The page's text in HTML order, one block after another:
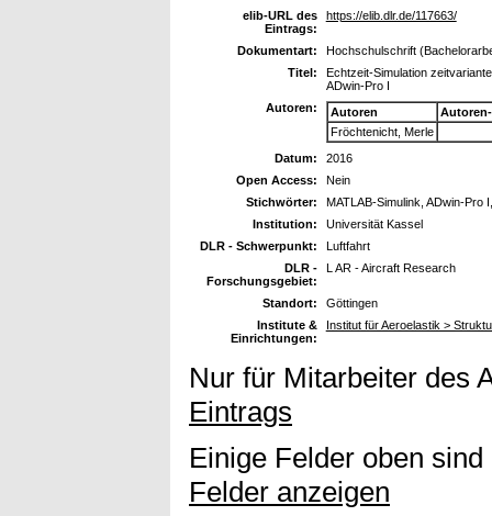
elib-URL des
Eintrags:
https://elib.dlr.de/117663/
Dokumentart:
Hochschulschrift
Titel:
Echtzeit-Simulation
ADwin-Pro I
Autoren:
Autoren
Fröchtenicht, Merle
Datum:
2016
Open Access:
Nein
Stichwörter:
MATLAB-Simulink, ADwin-Pro
Institution:
Universität Kassel
DLR - Schwerpunkt:
Luftfahrt
DLR -
Forschungsgebiet:
L AR - Aircraft Research
Standort:
Göttingen
Institute &
Einrichtungen:
Institut für Aeroelastik >
Nur für Mitarbeiter des
Eintrags
Einige Felder oben
Felder anzeigen